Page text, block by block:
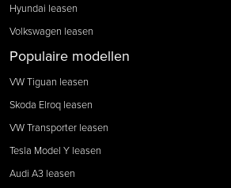
Hyundai leasen
Volkswagen leasen
Populaire modellen
VW Tiguan leasen
Skoda Elroq leasen
VW Transporter leasen
Tesla Model Y leasen
Audi A3 leasen